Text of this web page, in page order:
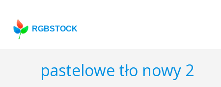
RGBSTOCK
pastelowe tło nowy 2